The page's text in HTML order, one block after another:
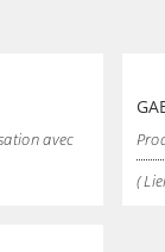
avec
(